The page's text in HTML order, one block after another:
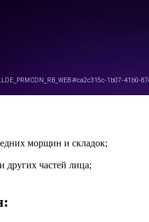
морщин и складок;
других частей лица;